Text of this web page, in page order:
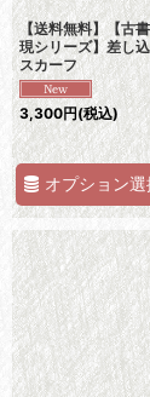
【送料無料】【古
現シリーズ】差し
スカーフ
3,300円(税込)
オプション選